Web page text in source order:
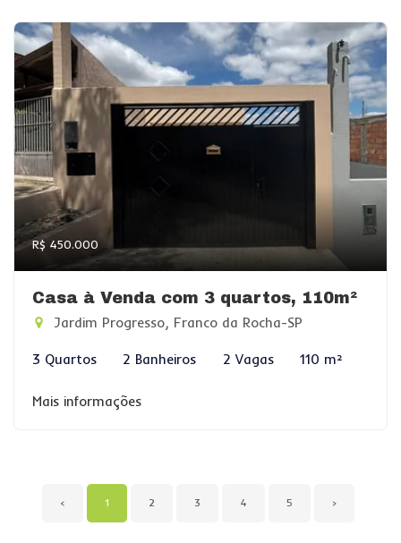
R$ 450.000
Casa à Venda com 3 quartos, 110m²
Jardim Progresso, Franco da Rocha-SP
3 Quartos 2 Banheiros 2 Vagas 110 m²
Mais informações
‹ 1 2 3 4 5 ›